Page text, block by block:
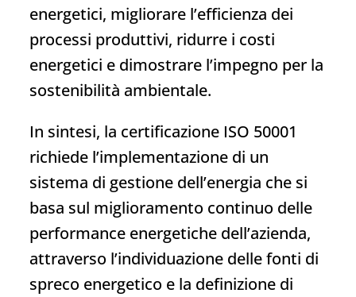
energetici, migliorare l’efficienza dei
processi produttivi, ridurre i costi
energetici e dimostrare l’impegno per la
sostenibilità ambientale.
In sintesi, la certificazione ISO 50001
richiede l’implementazione di un
sistema di gestione dell’energia che si
basa sul miglioramento continuo delle
performance energetiche dell’azienda,
attraverso l’individuazione delle fonti di
spreco energetico e la definizione di